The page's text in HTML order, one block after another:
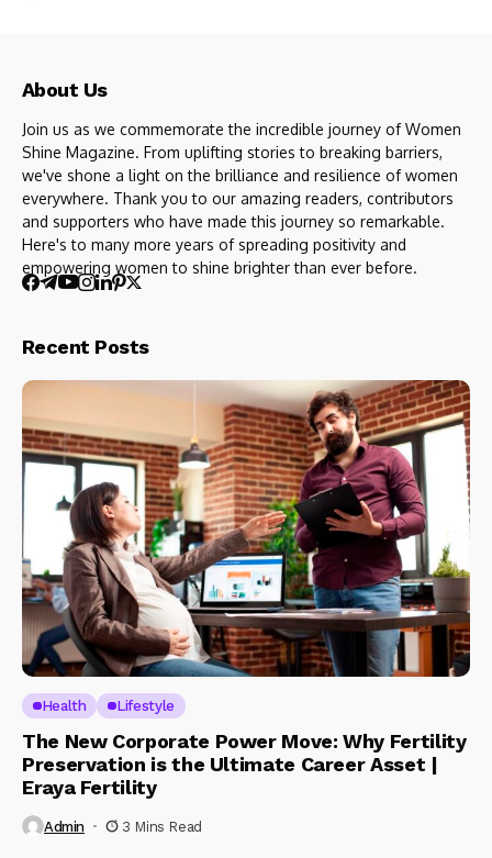
About Us
Join us as we commemorate the incredible journey of Women
Shine Magazine. From uplifting stories to breaking barriers,
we've shone a light on the brilliance and resilience of women
everywhere. Thank you to our amazing readers, contributors
and supporters who have made this journey so remarkable.
Here's to many more years of spreading positivity and
empowering women to shine brighter than ever before.
Recent Posts
Health Lifestyle
The New Corporate Power Move: Why Fertility
Preservation is the Ultimate Career Asset |
Eraya Fertility
Admin 3 Mins Read